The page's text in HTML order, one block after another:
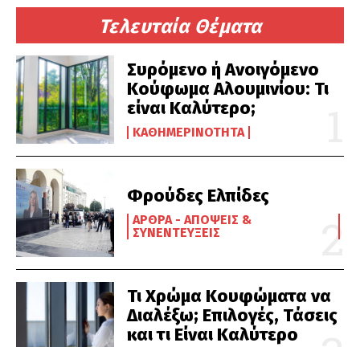
Τελευταία Θέματα
Συρόμενο ή Ανοιγόμενο
Κούφωμα Αλουμινίου: Τι
είναι Καλύτερο;
ΚΑΘΗΜΕΡΙΝΌΤΗΤΑ
Φρούδες Ελπίδες
ΆΡΘΡΑ - ΑΠΌΨΕΙΣ &
ΣΥΝΕΝΤΕΎΞΕΙΣ
Τι Χρώμα Κουφώματα να
Διαλέξω; Επιλογές, Τάσεις
και τι Είναι Καλύτερο